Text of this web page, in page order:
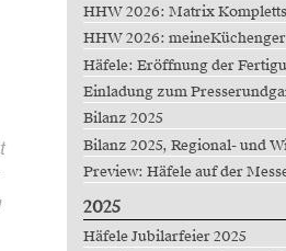
HHW 2026: Matrix
HHW 2026:
Häfele: Eröffnung der
Einladung zum
Bilanz 2025
Bilanz 2025, Regional- und
Preview: Häfele auf der
2025
Häfele Jubilarfeier 2025